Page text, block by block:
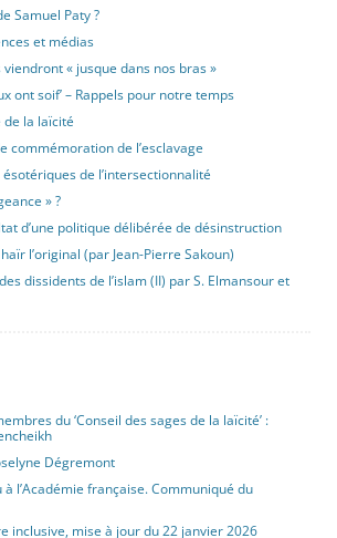
Samuel Paty ?
et médias
« jusque dans nos bras »
ont soif’ – Rappels pour notre temps
la laïcité
commémoration de l’esclavage
de l’intersectionnalité
» ?
d’une politique délibérée de désinstruction
l’original (par Jean-Pierre Sakoun)
dissidents de l’islam (II) par S. Elmansour et
du ‘Conseil des sages de la laïcité’ :
Dégremont
l’Académie française. Communiqué du
inclusive, mise à jour du 22 janvier 2026